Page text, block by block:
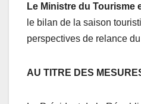
Le Ministre du Tourisme
le bilan de la saison
perspectives de relance
AU TITRE DES